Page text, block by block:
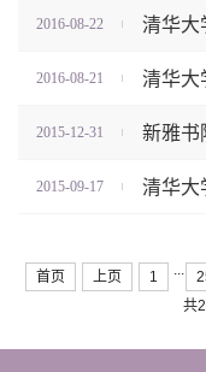
2016-08-22
清华大
2016-08-21
新雅书
2015-12-31
2015-09-17
首页 上页 1
共